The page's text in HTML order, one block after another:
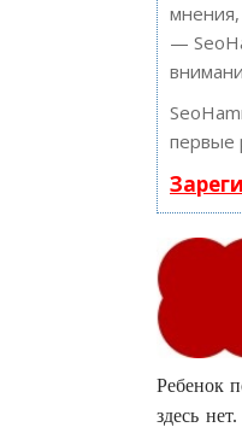
—
первые
Ребенок
здесь